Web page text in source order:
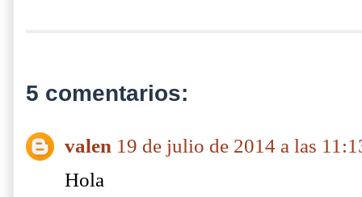
5 comentarios:
valen 19 de julio de 2014 a las
Hola